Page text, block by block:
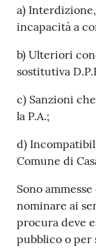
a)
incapacità a
b) Ulteriori
sostitutiva
c) Sanzioni
la P.A.;
d)
Comune di
Sono
nominare ai
procura deve
pubblico o per